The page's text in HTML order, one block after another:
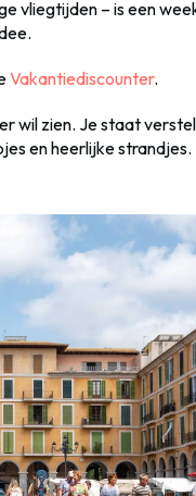
vliegtijden – is een
Vakantiediscounter.
wil zien. Je staat
en heerlijke strandjes.